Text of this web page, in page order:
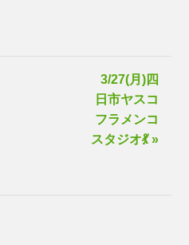
3/27(月)四
日市ヤスコ
フラメンコ
スタジオ💃 »